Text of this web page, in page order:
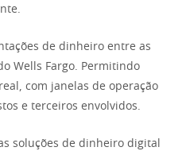
de dinheiro entre as
Wells Fargo. Permitindo
com janelas de operação
e terceiros envolvidos.
soluções de dinheiro digital